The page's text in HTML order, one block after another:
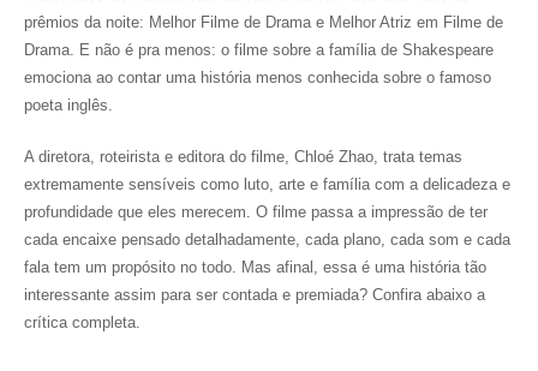
prêmios da noite: Melhor Filme de Drama e Melhor Atriz em Filme de
Drama. E não é pra menos: o filme sobre a família de Shakespeare
emociona ao contar uma história menos conhecida sobre o famoso
poeta inglês.
A diretora, roteirista e editora do filme, Chloé Zhao, trata temas
extremamente sensíveis como luto, arte e família com a delicadeza e
profundidade que eles merecem. O filme passa a impressão de ter
cada encaixe pensado detalhadamente, cada plano, cada som e cada
fala tem um propósito no todo. Mas afinal, essa é uma história tão
interessante assim para ser contada e premiada? Confira abaixo a
crítica completa.